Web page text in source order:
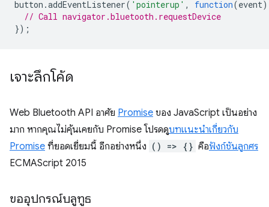
button .addEventListener( 'pointerup' , function(event)
// Call navigator.bluetooth.requestDevice
});
เจาะลึกโค้ด
Web Bluetooth API อาศัย Promise ของ JavaScript เป็นอย่าง
มาก หากคุณไม่คุ้นเคยกับ Promise โปรดดูบทแนะนำเกี่ยวกับ
Promise ที่ยอดเยี่ยมนี้ อีกอย่างหนึ่ง () => {} คือฟังก์ชันลูกศร
ECMAScript 2015
ขออุปกรณ์บลูทูธ